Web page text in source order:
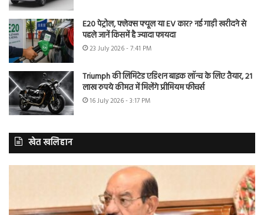
E20 पेट्रोल, फ्लेक्स फ्यूल या EV कार? नई गाड़ी खरीदने से
पहले जानें किसमें है ज्यादा फायदा
23 July 2026 - 7:41 PM
Triumph की लिमिटेड एडिशन बाइक लॉन्च के लिए तैयार, 21
लाख रुपये कीमत में मिलेंगे प्रीमियम फीचर्स
16 July 2026 - 3:17 PM
खेत खलिहान